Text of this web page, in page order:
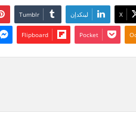
‫X لينكدإن ‏Tumblr
‫Pocket
Flipboard